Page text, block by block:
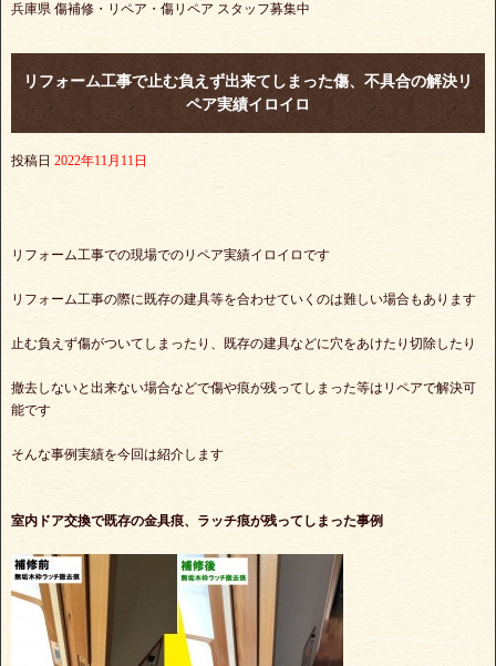
兵庫県 傷補修・リペア・傷リペア スタッフ募集中
リフォーム工事で止む負えず出来てしまった傷、不具合の解決リ
ペア実績イロイロ
投稿日 2022年11月11日
リフォーム工事での現場でのリペア実績イロイロです
リフォーム工事の際に既存の建具等を合わせていくのは難しい場合もあります
止む負えず傷がついてしまったり、既存の建具などに穴をあけたり切除したり
撤去しないと出来ない場合などで傷や痕が残ってしまった等はリペアで解決可
能です
そんな事例実績を今回は紹介します
室内ドア交換で既存の金具痕、ラッチ痕が残ってしまった事例